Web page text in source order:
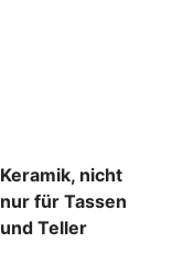
Keramik, nicht
nur für Tassen
und Teller